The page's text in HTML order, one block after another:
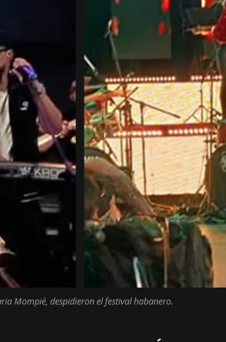
Mompié, despidieron el festival habanero.